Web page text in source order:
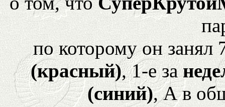
по которому он
(красный), 1-е за
(синий), А в